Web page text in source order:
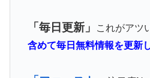
「毎日更新」 これがアツ
含めて毎日無料情報を更新